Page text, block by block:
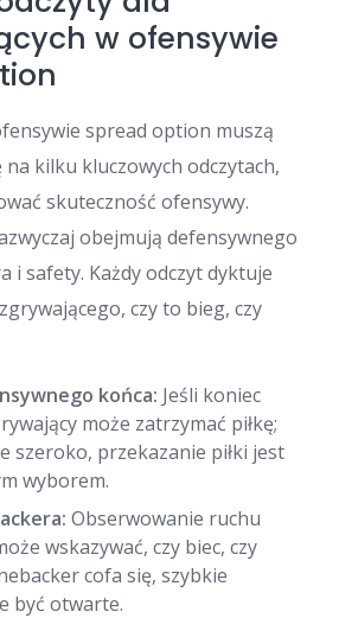
w ofensywie
spread option muszą
kilku kluczowych odczytach,
skuteczność ofensywy.
obejmują defensywnego
i safety. Każdy odczyt dyktuje
czy to bieg, czy
końca: Jeśli koniec
może zatrzymać piłkę;
szeroko, przekazanie piłki jest
wyborem.
Obserwowanie ruchu
wskazywać, czy biec, czy
cofa się, szybkie
być otwarte.